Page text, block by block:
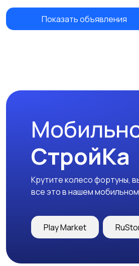
Показать объявления
СтройКа
Крутите колесо фортуны,
все это в нашем
Play Market